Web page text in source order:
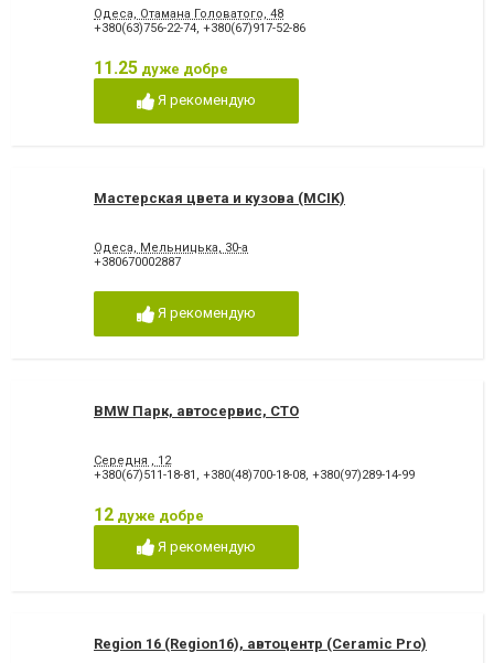
Одеса, Отамана Головатого, 48
+380(63)756-22-74, +380(67)917-52-86
11.25 дуже добре
Я рекомендую
Мастерская цвета и кузова (MCIK)
Одеса, Мельницька, 30-а
+380670002887
Я рекомендую
BMW Парк, автосервис, СТО
Середня , 12
+380(67)511-18-81 , +380(48)700-18-08, +380(97)289-14-99
12 дуже добре
Я рекомендую
Region 16 (Region16), автоцентр (Ceramic Pro)